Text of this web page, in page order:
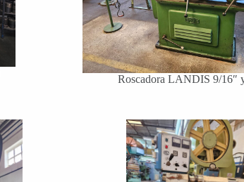
Roscadora LANDIS 9/16″